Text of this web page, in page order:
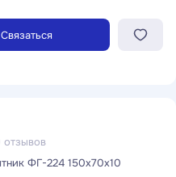
Связаться
отзывов
Гранитный памятник ФГ-224 150x70x10